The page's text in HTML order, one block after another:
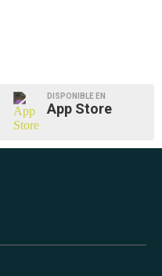
DISPONIBLE EN
App Store